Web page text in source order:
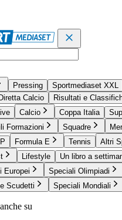
Pressing Sportmediaset XXL
Diretta Calcio
Risultati e
Calcio Coppa Italia
Formazioni
Squadre
Formula E Tennis Altri
Lifestyle
Un libro a
Europei
Speciali Olimpiadi
Scudetti
Speciali Mondiali
su